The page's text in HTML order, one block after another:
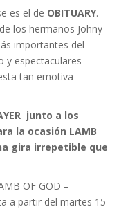
es el de OBITUARY.
los hermanos Johny
importantes del
y espectaculares
tan emotiva
junto a los
la ocasión LAMB
gira irrepetible que
OF GOD –
a partir del martes 15